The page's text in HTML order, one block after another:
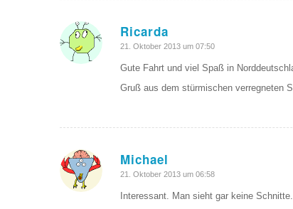
Ricarda
sagte:
21. Oktober 2013 um 07:50
Gute Fahrt und viel Spaß in
Gruß aus dem stürmischen verregneten
Michael
sagte:
21. Oktober 2013 um 06:58
Interessant. Man sieht gar keine